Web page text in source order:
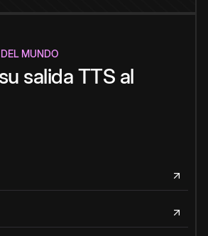
MUNDO
salida TTS al